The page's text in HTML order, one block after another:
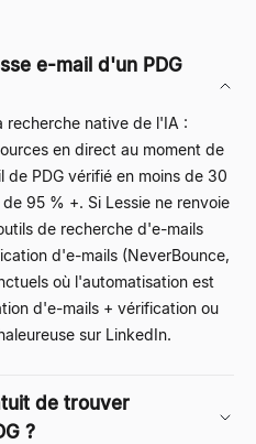
e-mail d'un PDG
recherche native de l'IA :
en direct au moment de
PDG vérifié en moins de 30
95 % +. Si Lessie ne renvoie
de recherche d'e-mails
d'e-mails (NeverBounce,
où l'automatisation est
d'e-mails + vérification ou
sur LinkedIn.
de trouver
?